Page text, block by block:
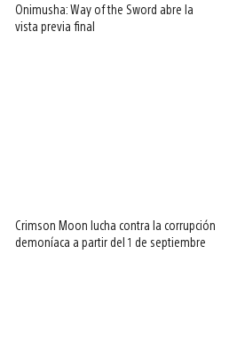
Onimusha: Way of the Sword abre la
vista previa final
Crimson Moon lucha contra la corrupción
demoníaca a partir del 1 de septiembre